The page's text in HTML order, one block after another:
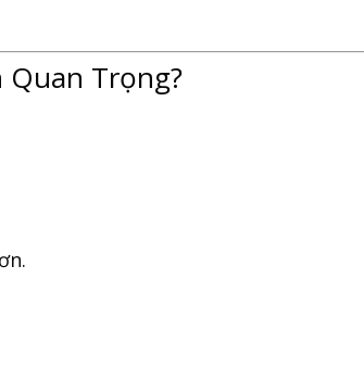
Quan Trọng?